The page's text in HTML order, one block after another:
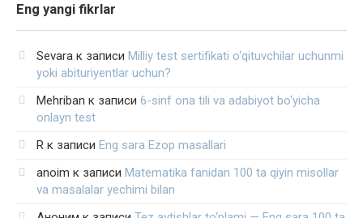
Eng yangi fikrlar
Sevara к записи Milliy test sertifikati o‘qituvchilar uchunmi
yoki abituriyentlar uchun?
Mehriban к записи 6-sinf ona tili va adabiyot bo‘yicha
onlayn test
R к записи Eng sara Ezop masallari
anoim к записи Matematika fanidan 100 ta qiyin misollar
va masalalar yechimi bilan